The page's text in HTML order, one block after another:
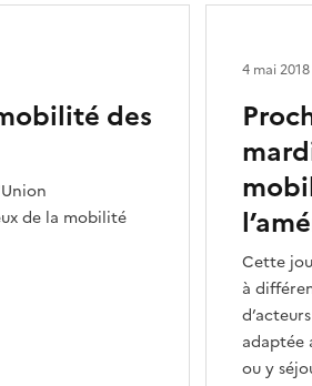
des
de la mobilité
Cette
à
adaptée
ou y
4 mai 2018